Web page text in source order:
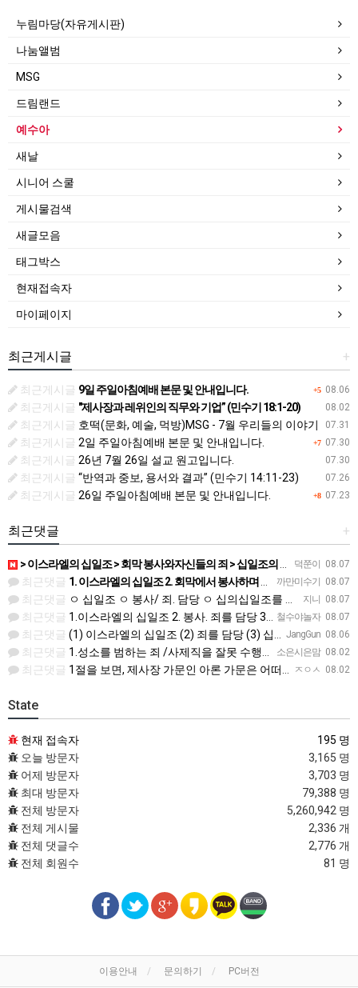
누림마당(자유게시판)
나눔앨범
MSG
드림랜드
예수아
새날
시니어 스쿨
게시물검색
새글모음
태그박스
현재접속자
마이페이지
+
최근게시글
+5 08.06
최근게시글 9일 주일아침예배 본문 및 안내입니다.
08.02
최근게시글 "제사장과 레위인의 직무와 기업” (민수기 18:1-20)
07.31
최근게시글 호떡(문화, 예술, 먹방)MSG - 7월 우리들의 이야기
+7 07.30
최근게시글 2일 주일아침예배 본문 및 안내입니다.
07.30
최근게시글 26년 7월 26일 설교 원고입니다.
07.26
최근게시글 “반역과 중보, 용서와 결과” (민수기 14:11-23)
+8 07.23
최근게시글 26일 주일아침예배 본문 및 안내입니다.
+
최근댓글
덕쭌이 08.07
> 이스라엘의 십일조 > 회막 봉사와자신들의 죄 > 십일조의 십일조 > 가장 좋은 부분 > 성물을 더럽히지 …
까만미수기 08.07
최근댓글 1. 이스라엘의 십일조 2. 회막에서 봉사하며 자기들의 죄를 담당 3. 열째 몫. 십일조의 십일조 4. 받은…
지니 08.07
최근댓글 ㅇ 십일조 ㅇ 봉사/ 죄. 담당 ㅇ 십의십일조를 저제물로 드림 ㅇ 흠 없고 아름다운것 ㅇ 죄 / 죽음
철수야놀자 08.07
최근댓글 1.이스라엘의 십일조 2. 봉사. 죄를 담당 3.십일조 4 흠 없이 좋은 것 5.죄. 죽음
JangGun 08.06
최근댓글 (1) 이스라엘의 십일조 (2) 죄를 담당 (3) 십일조의 십일조 (4) 가장 아름다운 것 (5) 성물을 더…
소은시은맘 08.02
최근댓글 1.성소를 범하는 죄 /사제직을 잘못 수행한죄 2.진노가 다시는 이스라엘 자손에게 미치지 않는다. 3.모든 …
ㅈㅇㅅ 08.02
최근댓글 1절을 보면, 제사장 가문인 아론 가문은 어떠한 죄에 대하여 책임을 져야 했습니까? 공동번역으로 살펴보세요.…
State
현재 접속자
195 명
오늘 방문자
3,165 명
어제 방문자
3,703 명
최대 방문자
79,388 명
전체 방문자
5,260,942 명
전체 게시물
2,336 개
전체 댓글수
2,776 개
전체 회원수
81 명
이용안내 문의하기 PC버전